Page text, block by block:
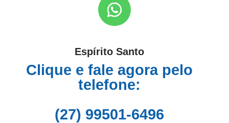
Espírito Santo
Clique e fale agora pelo
telefone:
(27) 99501-6496